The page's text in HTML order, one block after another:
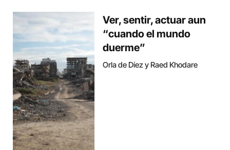
Ver, sentir, actuar aun
“cuando el mundo
duerme”
Orla de Díez y Raed Khodare